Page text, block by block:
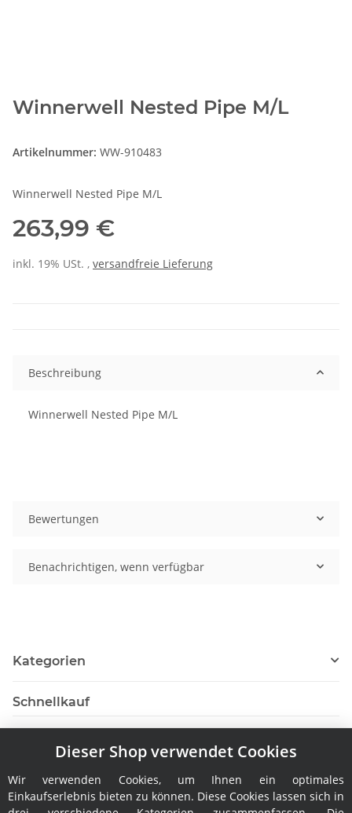
Winnerwell Nested Pipe M/L
Artikelnummer: WW-910483
Winnerwell Nested Pipe M/L
263,99 €
inkl. 19% USt. , versandfreie Lieferung
Beschreibung
Winnerwell Nested Pipe M/L
Bewertungen
Benachrichtigen, wenn verfügbar
Kategorien
Schnellkauf
Hersteller
Dieser Shop verwendet Cookies
Wir verwenden Cookies, um Ihnen ein optimales
Einkaufserlebnis bieten zu können. Diese Cookies lassen sich in